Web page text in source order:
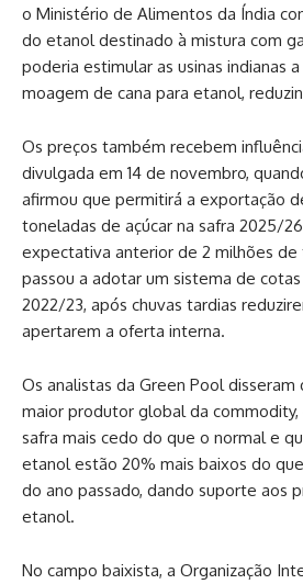
o Ministério de Alimentos da Índia
do etanol destinado à mistura com
poderia estimular as usinas indianas
moagem de cana para etanol,
Os preços também recebem
divulgada em 14 de novembro,
afirmou que permitirá a exportação
toneladas de açúcar na safra 2025/
expectativa anterior de 2 milhões de
passou a adotar um sistema de
2022/23, após chuvas tardias
apertarem a oferta interna.
Os analistas da Green Pool disseram
maior produtor global da
safra mais cedo do que o normal e
etanol estão 20% mais baixos do
do ano passado, dando suporte aos
etanol.
No campo baixista, a Organização